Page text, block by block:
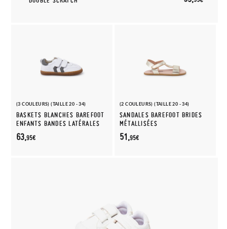
(3 COULEURS) (TAILLE 20 - 34)
BASKETS BLANCHES BAREFOOT
ENFANTS BANDES LATÉRALES
63,95€
(2 COULEURS) (TAILLE 20 - 34)
SANDALES BAREFOOT BRIDES
MÉTALLISÉES
51,95€